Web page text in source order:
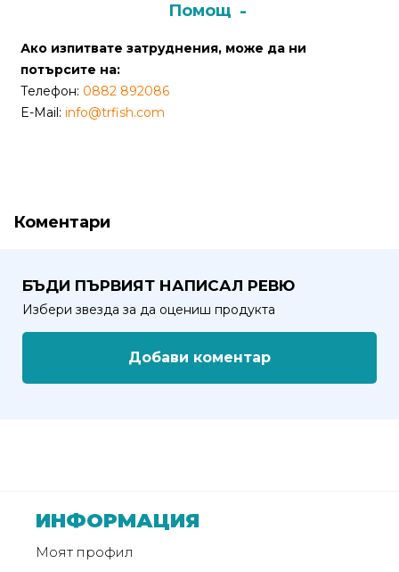
Помощ
Ако изпитвате затруднения, може да ни
потърсите на:
Телефон: 0882 892086
E-Mail: info@trfish.com
Коментари
БЪДИ ПЪРВИЯТ НАПИСАЛ РЕВЮ
Избери звезда за да оцениш продукта
Добави коментар
ИНФОРМАЦИЯ
Моят профил